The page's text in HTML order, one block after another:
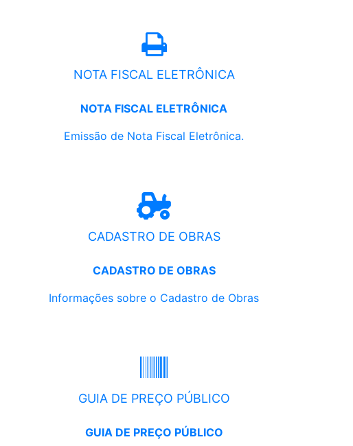
NOTA FISCAL ELETRÔNICA
NOTA FISCAL ELETRÔNICA
Emissão de Nota Fiscal Eletrônica.
CADASTRO DE OBRAS
CADASTRO DE OBRAS
Informações sobre o Cadastro de Obras
GUIA DE PREÇO PÚBLICO
GUIA DE PREÇO PÚBLICO